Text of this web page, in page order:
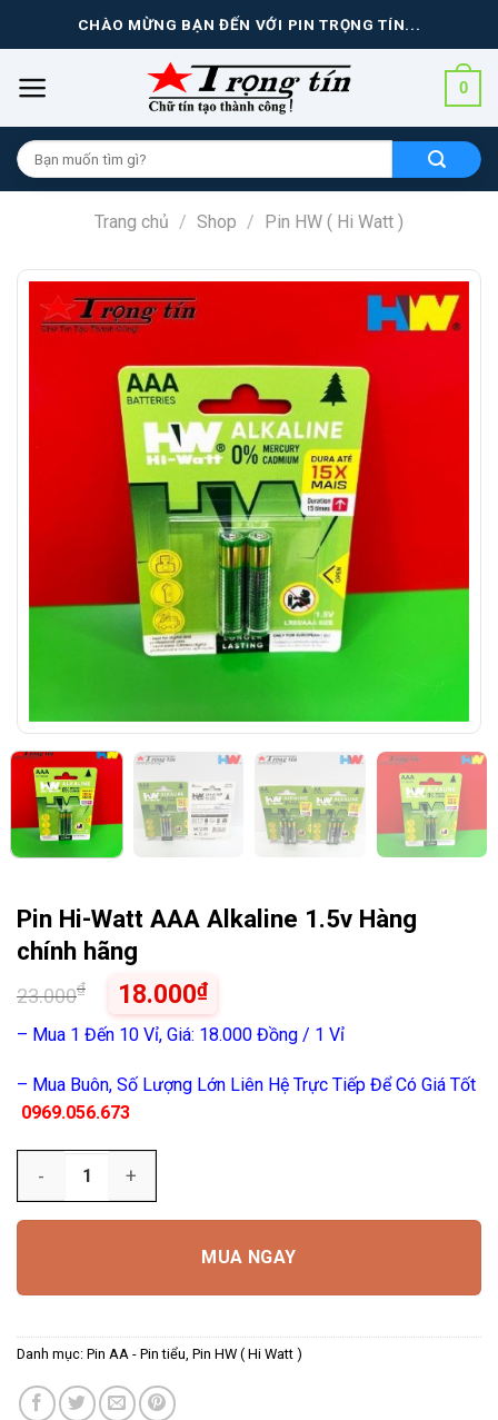
CHÀO MỪNG BẠN ĐẾN VỚI PIN TRỌNG TÍN...
0
Tìm
kiếm
cho:
Trang chủ / Shop / Pin HW ( Hi Watt )
Pin Hi-Watt AAA Alkaline 1.5v Hàng
chính hãng
23.000₫ 18.000₫
– Mua 1 Đến 10 Vỉ, Giá: 18.000 Đồng / 1 Vỉ
– Mua Buôn, Số Lượng Lớn Liên Hệ Trực Tiếp Để Có Giá Tốt
0969.056.673
MUA NGAY
Danh mục: Pin AA - Pin tiểu Pin HW ( Hi Watt )